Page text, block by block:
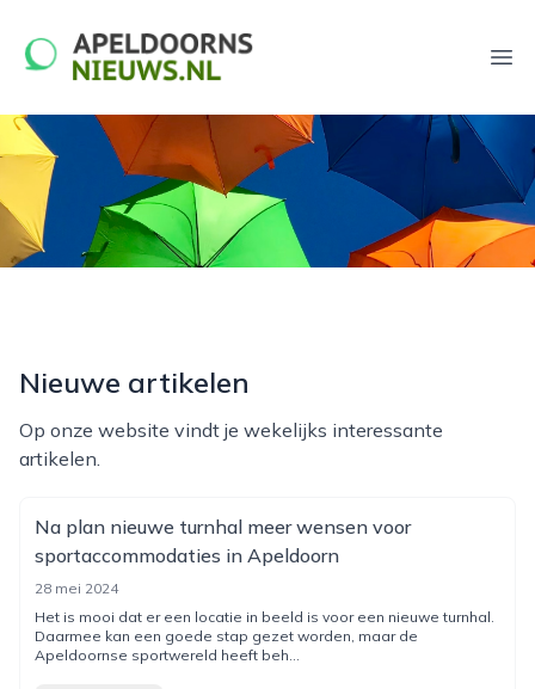
apeldoornsnieuws.nl
Nieuwe artikelen
Op onze website vindt je wekelijks interessante
artikelen.
Na plan nieuwe turnhal meer wensen voor
sportaccommodaties in Apeldoorn
28 mei 2024
Het is mooi dat er een locatie in beeld is voor een nieuwe turnhal.
Daarmee kan een goede stap gezet worden, maar de
Apeldoornse sportwereld heeft beh...